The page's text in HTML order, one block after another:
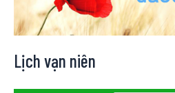
Lịch vạn niên